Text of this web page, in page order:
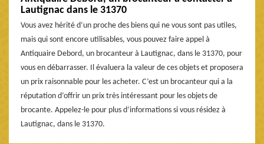
Lautignac dans le 31370
Vous avez hérité d’un proche des biens qui ne vous sont pas utiles,
mais qui sont encore utilisables, vous pouvez faire appel à
Antiquaire Debord, un brocanteur à Lautignac, dans le 31370, pour
vous en débarrasser. Il évaluera la valeur de ces objets et proposera
un prix raisonnable pour les acheter. C’est un brocanteur qui a la
réputation d’offrir un prix très intéressant pour les objets de
brocante. Appelez-le pour plus d’informations si vous résidez à
Lautignac, dans le 31370.